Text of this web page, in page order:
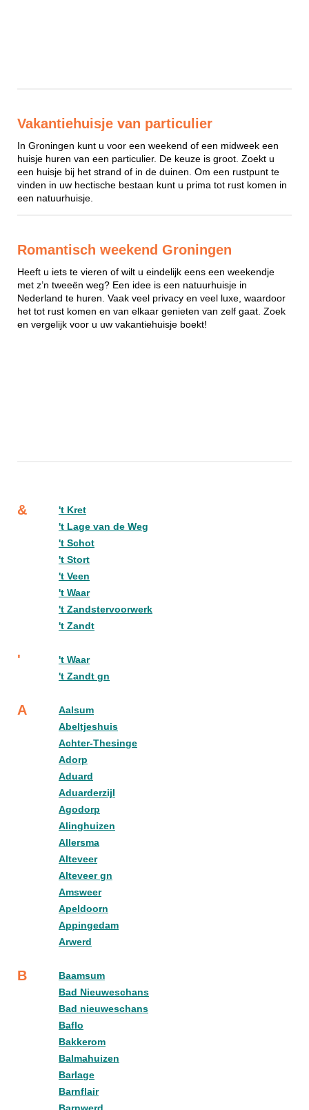
Vakantiehuisje van particulier
In Groningen kunt u voor een weekend of een midweek een
huisje huren van een particulier. De keuze is groot. Zoekt u
een huisje bij het strand of in de duinen. Om een rustpunt te
vinden in uw hectische bestaan kunt u prima tot rust komen in
een natuurhuisje.
Romantisch weekend Groningen
Heeft u iets te vieren of wilt u eindelijk eens een weekendje
met z’n tweeën weg? Een idee is een natuurhuisje in
Nederland te huren. Vaak veel privacy en veel luxe, waardoor
het tot rust komen en van elkaar genieten van zelf gaat. Zoek
en vergelijk voor u uw vakantiehuisje boekt!
&
't Kret
't Lage van de Weg
't Schot
't Stort
't Veen
't Waar
't Zandstervoorwerk
't Zandt
'
't Waar
't Zandt gn
A
Aalsum
Abeltjeshuis
Achter-Thesinge
Adorp
Aduard
Aduarderzijl
Agodorp
Alinghuizen
Allersma
Alteveer
Alteveer gn
Amsweer
Apeldoorn
Appingedam
Arwerd
B
Baamsum
Bad Nieuweschans
Bad nieuweschans
Baflo
Bakkerom
Balmahuizen
Barlage
Barnflair